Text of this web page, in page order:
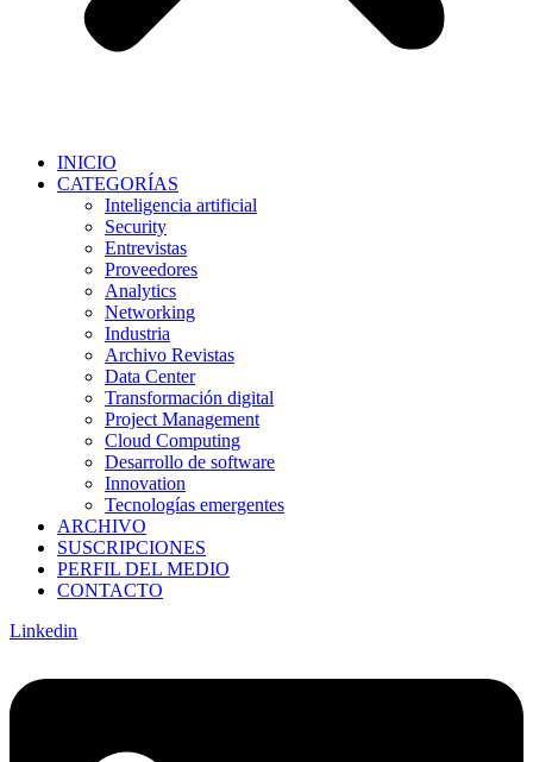
INICIO
CATEGORÍAS
Inteligencia artificial
Security
Entrevistas
Proveedores
Analytics
Networking
Industria
Archivo Revistas
Data Center
Transformación digital
Project Management
Cloud Computing
Desarrollo de software
Innovation
Tecnologías emergentes
ARCHIVO
SUSCRIPCIONES
PERFIL DEL MEDIO
CONTACTO
Linkedin